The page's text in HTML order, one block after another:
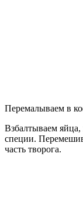
Перемалываем в
Взбалтываем
специи.
часть творога.